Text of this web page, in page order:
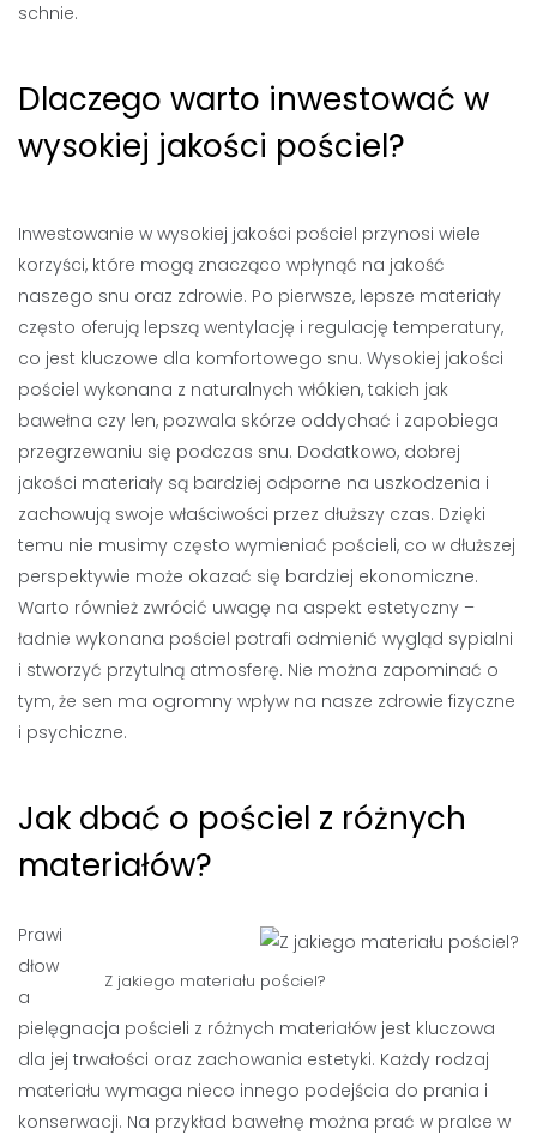
schnie.
Dlaczego warto inwestować w
wysokiej jakości pościel?
Inwestowanie w wysokiej jakości pościel przynosi wiele
korzyści, które mogą znacząco wpłynąć na jakość
naszego snu oraz zdrowie. Po pierwsze, lepsze materiały
często oferują lepszą wentylację i regulację temperatury,
co jest kluczowe dla komfortowego snu. Wysokiej jakości
pościel wykonana z naturalnych włókien, takich jak
bawełna czy len, pozwala skórze oddychać i zapobiega
przegrzewaniu się podczas snu. Dodatkowo, dobrej
jakości materiały są bardziej odporne na uszkodzenia i
zachowują swoje właściwości przez dłuższy czas. Dzięki
temu nie musimy często wymieniać pościeli, co w dłuższej
perspektywie może okazać się bardziej ekonomiczne.
Warto również zwrócić uwagę na aspekt estetyczny –
ładnie wykonana pościel potrafi odmienić wygląd sypialni
i stworzyć przytulną atmosferę. Nie można zapominać o
tym, że sen ma ogromny wpływ na nasze zdrowie fizyczne
i psychiczne.
Jak dbać o pościel z różnych
materiałów?
Z jakiego materiału pościel?
Prawi
dłow
a
pielęgnacja pościeli z różnych materiałów jest kluczowa
dla jej trwałości oraz zachowania estetyki. Każdy rodzaj
materiału wymaga nieco innego podejścia do prania i
konserwacji. Na przykład bawełnę można prać w pralce w